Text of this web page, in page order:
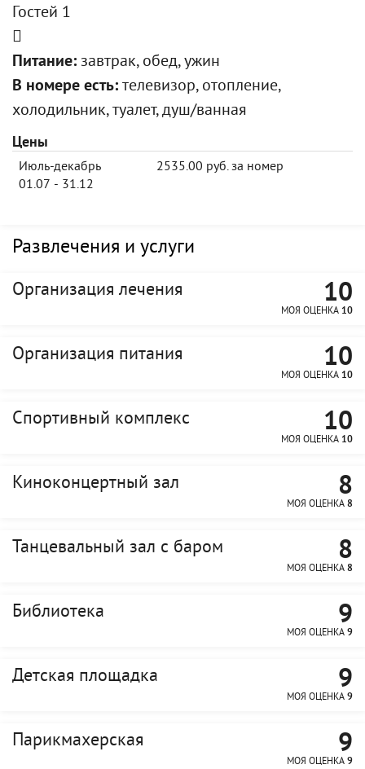
Гостей 1
Питание: завтрак, обед, ужин
В номере есть: телевизор, отопление,
холодильник, туалет, душ/ванная
Цены
Июль-декабрь
01.07 - 31.12
2535.00 руб. за номер
Развлечения и услуги
Организация лечения 10
МОЯ ОЦЕНКА 10
Организация питания 10
МОЯ ОЦЕНКА 10
Спортивный комплекс 10
МОЯ ОЦЕНКА 10
Киноконцертный зал 8
МОЯ ОЦЕНКА 8
Танцевальный зал с баром 8
МОЯ ОЦЕНКА 8
Библиотека 9
МОЯ ОЦЕНКА 9
Детская площадка 9
МОЯ ОЦЕНКА 9
Парикмахерская 9
МОЯ ОЦЕНКА 9